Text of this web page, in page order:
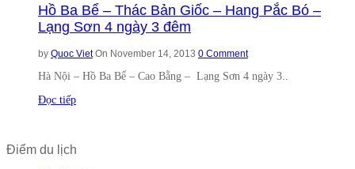
Hồ Ba Bể – Thác Bản Giốc – Hang Pắc Bó –
Lạng Sơn 4 ngày 3 đêm
by Quoc Viet On November 14, 2013 0 Comment
Hà Nội – Hồ Ba Bể – Cao Bằng – Lạng Sơn 4 ngày 3..
Đọc tiếp
Điểm du lịch